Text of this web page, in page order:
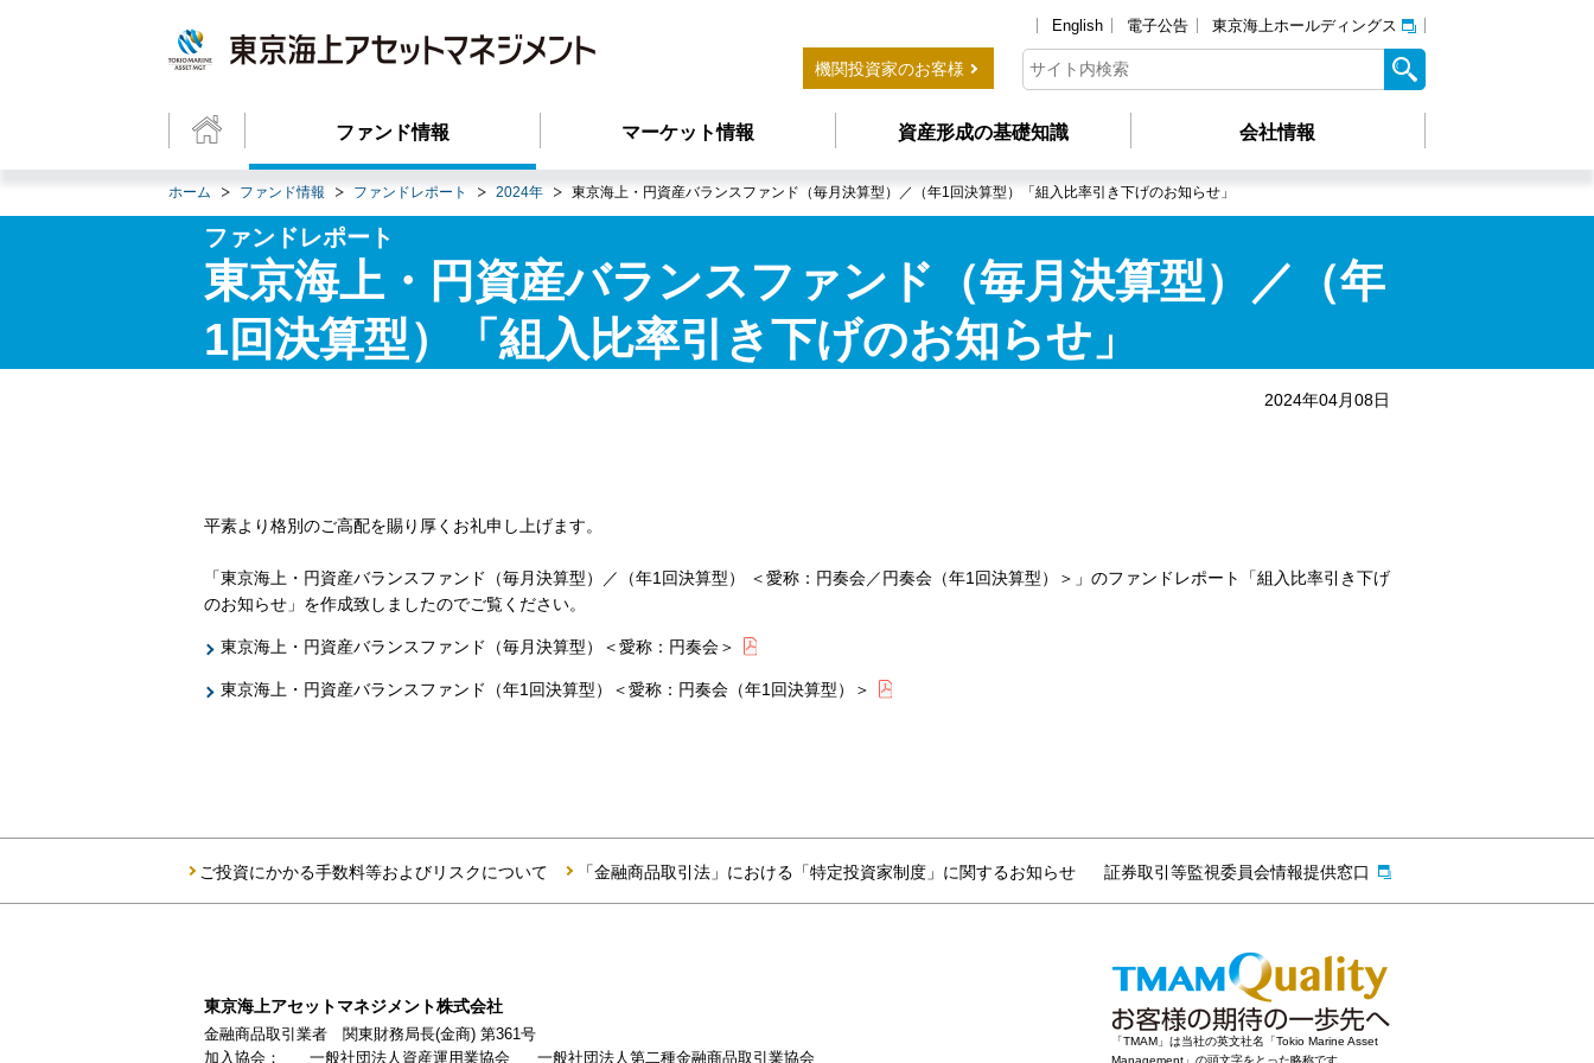
English 電子公告 東京海上ホールディングス
機関投資家のお客様
ファンド情報 マーケット情報 資産形成の基礎知識 会社情報
ホーム ファンド情報 ファンドレポート 2024年 東京海上・円資産バランスファンド（毎月決算型）／（年1回決算型）「組入比率引き下げのお知らせ」
ファンドレポート
東京海上・円資産バランスファンド（毎月決算型）／（年
1回決算型）「組入比率引き下げのお知らせ」
2024年04月08日
平素より格別のご高配を賜り厚くお礼申し上げます。
「東京海上・円資産バランスファンド（毎月決算型）／（年1回決算型） ＜愛称：円奏会／円奏会（年1回決算型）＞」のファンドレポート「組入比率引き下げ
のお知らせ」を作成致しましたのでご覧ください。
東京海上・円資産バランスファンド（毎月決算型）＜愛称：円奏会＞
東京海上・円資産バランスファンド（年1回決算型）＜愛称：円奏会（年1回決算型）＞
ご投資にかかる手数料等およびリスクについて 「金融商品取引法」における「特定投資家制度」に関するお知らせ 証券取引等監視委員会情報提供窓口
「TMAM」は当社の英文社名「Tokio Marine Asset
Management」の頭文字をとった略称です。
東京海上アセットマネジメント株式会社
金融商品取引業者 関東財務局長(金商) 第361号
加入協会：
一般社団法人資産運用業協会 一般社団法人第二種金融商品取引業協会